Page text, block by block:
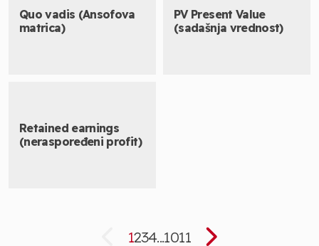
Quo vadis (Ansofova
matrica)
PV Present Value
(sadašnja vrednost)
Retained earnings
(neraspoređeni profit)
1234...1011